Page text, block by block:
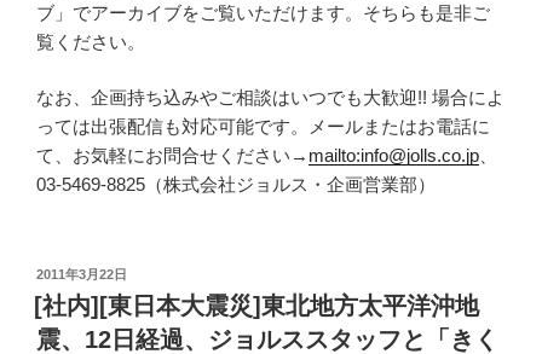
ブ」でアーカイブをご覧いただけます。そちらも是非ご
覧ください。
なお、企画持ち込みやご相談はいつでも大歓迎!! 場合によ
っては出張配信も対応可能です。メールまたはお電話に
て、お気軽にお問合せください→ mailto:info@jolls.co.jp
03-5469-8825（株式会社ジョルス・企画営業部）
投
稿
日:
2011年3月22日
[社内][東日本大震災]東北地方太平洋沖地
震、12日経過、ジョルススタッフと「きく